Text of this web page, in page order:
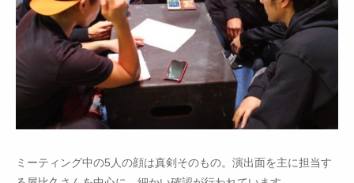
ミーティング中の5人の顔は真剣そのもの。演出面を主に担当す